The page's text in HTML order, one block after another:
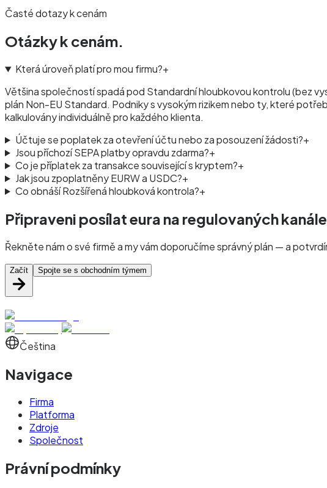
Časté dotazy k cenám
Otázky k cenám.
Která úroveň platí pro mou firmu?+
Většina společností spadá pod Standardní hloubkovou kontrolu (bez
plán Non-EU Standard. Podniky s vysokým rizikem nebo ty, které
kalkulovány individuálně pro každého klienta.
Účtuje se poplatek za otevření účtu nebo za posouzení žádosti?+
Jsou příchozí SEPA platby opravdu zdarma?+
Co je příplatek za transakce související s kryptem?+
Jak jsou zpoplatněny EURW a USDC?+
Co obnáší Rozšířená hloubková kontrola?+
Připraveni posílat eura na regulovaných
Řekněte nám o své firmě a my vám doporučíme správný plán — a
Začít Spojte se s obchodním týmem
Čeština
Navigace
Firma
Platforma
Zdroje
Společnost
Právní podmínky